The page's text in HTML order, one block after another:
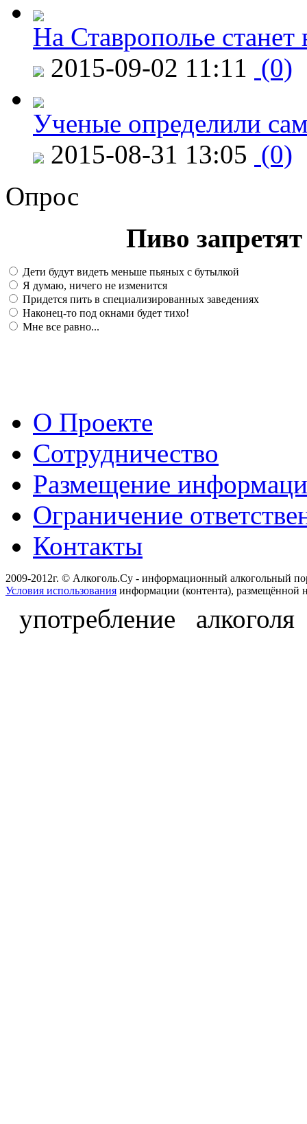
На Ставрополье
2015-09-02 11:11 (0)
Ученые определили
2015-08-31 13:05 (0)
Опрос
Пиво
Дети будут видеть меньше пьяных с бутылкой
Я думаю, ничего не изменится
Придется пить в специализированных заведениях
Наконец-то под окнами будет тихо!
Мне все равно...
О Проекте
Сотрудничество
Размещение
Ограничение
Контакты
2009-2012г. © Алкоголь.Су - информационный алкогольный
Условия использования информации (контента), размещённой
употребление